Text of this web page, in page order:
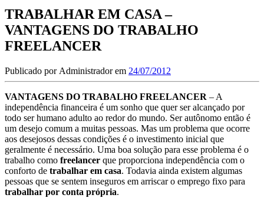
TRABALHAR EM CASA –
VANTAGENS DO TRABALHO
FREELANCER
Publicado por Administradorem 24/07/2012
VANTAGENS DO TRABALHO FREELANCER – A
independência financeira é um sonho que quer ser alcançado por
todo ser humano adulto ao redor do mundo. Ser autônomo então é
um desejo comum a muitas pessoas. Mas um problema que ocorre
aos desejosos dessas condições é o investimento inicial que
geralmente é necessário. Uma boa solução para esse problema é o
trabalho como freelancer que proporciona independência com o
conforto de trabalhar em casa. Todavia ainda existem algumas
pessoas que se sentem inseguros em arriscar o emprego fixo para
trabalhar por conta própria.